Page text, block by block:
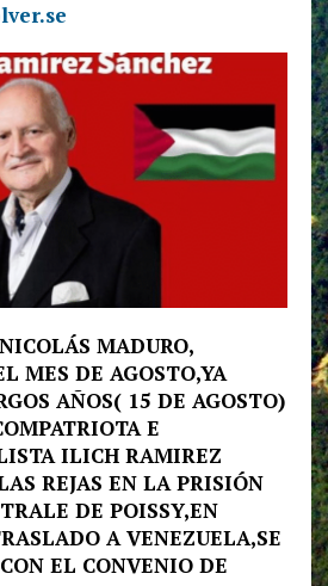
MADURO,
MES DE AGOSTO,YA
AÑOS( 15 DE AGOSTO)
E
ILICH RAMIREZ
REJAS EN LA PRISIÓN
DE POISSY,EN
A VENEZUELA,SE
EL CONVENIO DE